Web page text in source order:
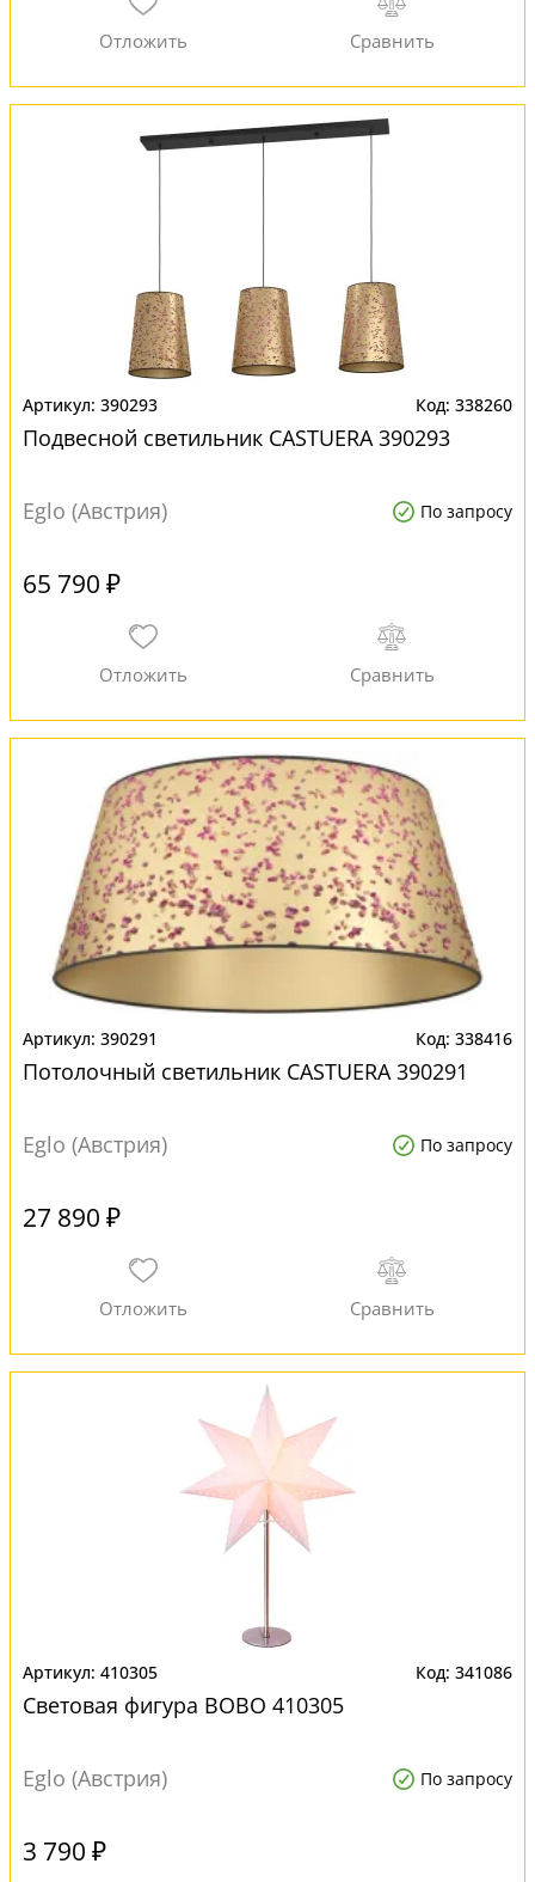
390293 338260
Подвесной светильник CASTUERA 390293
Eglo (Австрия) По запросу
65 790 ₽
390291 338416
Потолочный светильник CASTUERA 390291
Eglo (Австрия) По запросу
27 890 ₽
410305 341086
Световая фигура BOBO 410305
Eglo (Австрия) По запросу
3 790 ₽